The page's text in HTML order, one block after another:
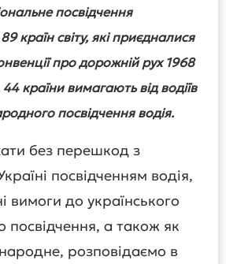
посвідчення
89 країн світу, які приєдналися
про дорожній рух 1968
країни вимагають від водіїв
посвідчення водія.
без перешкод з
посвідченням водія,
вимоги до українського
посвідчення, а також як
розповідаємо в